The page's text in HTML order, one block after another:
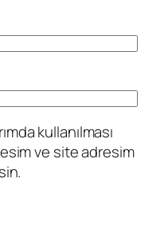
kullanılması
ve site adresim